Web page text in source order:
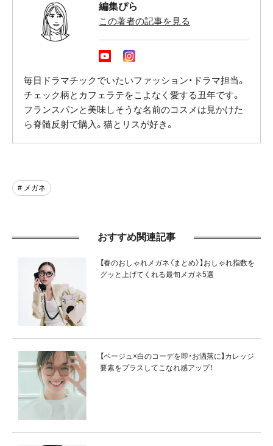
編集ぴら
この著者の記事を見る
毎日ドラマチックでいたいファッション・ドラマ担当。
チェック柄とカフェラテをこよなく愛する丑年です。
フランスパンと美味しそうな名前のコスメは見かけた
ら脊髄反射で購入。猫とリスが好き。
# メガネ
おすすめ関連記事
【春のおしゃれメガネ〈まとめ〉】おしゃれ指数を
グッと上げてくれる最旬メガネ5選
【ベージュ×白のコーデを即・お洒落に】カレッジ
要素をプラスしてこなれ感アップ！